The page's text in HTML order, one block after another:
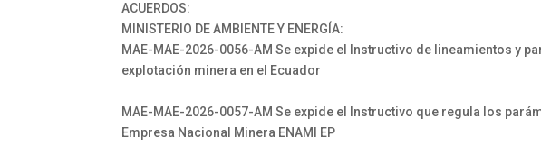
ACUERDOS:
MINISTERIO DE AMBIENTE Y ENERGÍA:
MAE-MAE-2026-0056-AM Se expide el Instructivo de lineamientos
explotación minera en el Ecuador
MAE-MAE-2026-0057-AM Se expide el Instructivo que regula los
Empresa Nacional Minera ENAMI EP